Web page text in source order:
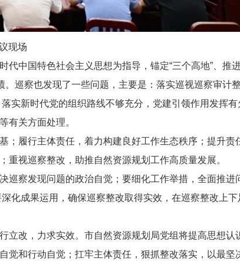
现场
中国特色社会主义思想为指导，锚定“三个高地”、推
巡察也发现了一些问题，主要是：落实巡视巡察审计
实新时代党的组织路线不够充分，党建引领作用发挥
有关方面处理。
履行主体责任，着力构建良好工作生态秩序；提升责
视巡察整改，助推自然资源规划工作高质量发展。
察发现问题的政治自觉；要细化工作举措，全面推进
化成果运用，确保巡察整改取得实效，在巡察整改上
改，力求实效。市自然资源规划局党组将提高思想认
和行动自觉；扛牢主体责任，狠抓整改落实，以最坚